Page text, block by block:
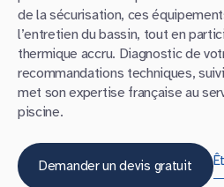
de la sécurisation, ces
l’entretien du bassin, tout en
thermique accru. Diagnostic de
recommandations techniques,
met son expertise française au
piscine.
Demander un devis gratuit